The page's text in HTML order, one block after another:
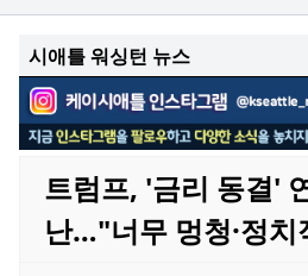
시애틀 워싱턴 뉴스
트럼프, '금리 동결'
난…"너무 멍청·정치